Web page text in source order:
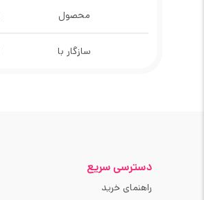
محصول
سازگار با
دسترسی سریع
راهنمای خرید